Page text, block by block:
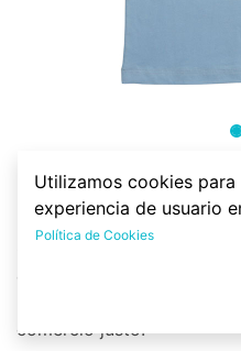
Camiseta
orgánico,
orgánico y 8% elastano.
un avión de papel en al
comercio justo.
Utilizamos cookies
experiencia de usuario
Política de Cookies